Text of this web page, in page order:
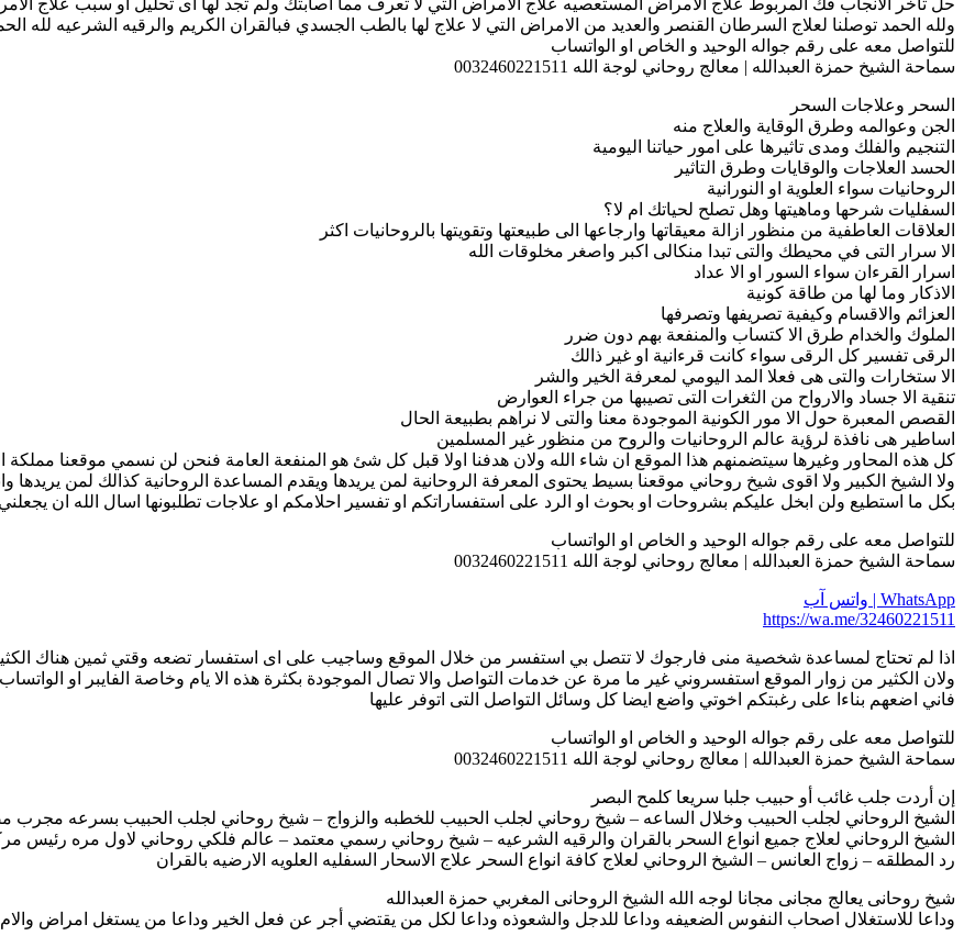
حل تاخر الانجاب فك المربوط علاج الامراض المستعصيه علاج الامراض التي لا تعرف مما اصابتك ولم تجد لها اى تحليل او سبب علاج
ولله الحمد توصلنا لعلاج السرطان القنصر والعديد من الامراض التي لا علاج لها بالطب الجسدي فبالقران الكريم والرقيه الشرعيه لله
للتواصل معه على رقم جواله الوحيد و الخاص او الواتساب
سماحة الشيخ حمزة العبدالله | معالج روحاني لوجة الله 0032460221511
السحر وعلاجات السحر
الجن وعوالمه وطرق الوقاية والعلاج منه
التنجيم والفلك ومدى تاثيرها على امور حياتنا اليومية
الحسد العلاجات والوقايات وطرق التاثير
الروحانيات سواء العلوية او النورانية
السفليات شرحها وماهيتها وهل تصلح لحياتك ام لا؟
العلاقات العاطفية من منظور ازالة معيقاتها وارجاعها الى طبيعتها وتقويتها بالروحانيات اكثر
الا سرار التى في محيطك والتى تبدا منكالى اكبر واصغر مخلوقات الله
اسرار القرءان سواء السور او الا عداد
الاذكار وما لها من طاقة كونية
العزائم والاقسام وكيفية تصريفها وتصرفها
الملوك والخدام طرق الا كتساب والمنفعة بهم دون ضرر
الرقى تفسير كل الرقى سواء كانت قرءانية او غير ذالك
الا ستخارات والتى هى فعلا المد اليومي لمعرفة الخير والشر
تنقية الا جساد والارواح من الثغرات التى تصيبها من جراء العوارض
القصص المعبرة حول الا مور الكونية الموجودة معنا والتى لا نراهم بطبيعة الحال
اساطير هى نافذة لرؤية عالم الروحانيات والروح من منظور غير المسلمين
كل هذه المحاور وغيرها سيتضمنهم هذا الموقع ان شاء الله ولان هدفنا اولا قبل كل شئ هو المنفعة العامة فنحن لن نسمي موقعنا مملكة
ولا الشيخ الكبير ولا اقوى شيخ روحاني موقعنا بسيط يحتوى المعرفة الروحانية لمن يريدها ويقدم المساعدة الروحانية كذالك لمن يريدها
بكل ما استطيع ولن ابخل عليكم بشروحات او بحوث او الرد على استفساراتكم او تفسير احلامكم او علاجات تطلبونها اسال الله ان
للتواصل معه على رقم جواله الوحيد و الخاص او الواتساب
سماحة الشيخ حمزة العبدالله | معالج روحاني لوجة الله 0032460221511
WhatsApp | واتس آب
https://wa.me/32460221511
اذا لم تحتاج لمساعدة شخصية منى فارجوك لا تتصل بي استفسر من خلال الموقع وساجيب على اى استفسار تضعه وقتي ثمين هناك
ولان الكثير من زوار الموقع استفسروني غير ما مرة عن خدمات التواصل والا تصال الموجودة بكثرة هذه الا يام وخاصة الفايبر او الواتساب
فاني اضعهم بناءا على رغبتكم اخوتي واضع ايضا كل وسائل التواصل التى اتوفر عليها
للتواصل معه على رقم جواله الوحيد و الخاص او الواتساب
سماحة الشيخ حمزة العبدالله | معالج روحاني لوجة الله 0032460221511
إن أردت جلب غائب أو حبيب جلبا سريعا كلمح البصر
الشيخ الروحاني لجلب الحبيب وخلال الساعه – شيخ روحاني لجلب الحبيب للخطبه والزواج – شيخ روحاني لجلب الحبيب بسرعه مجرب
الشيخ الروحاني لعلاج جميع انواع السحر بالقران والرقيه الشرعيه – شيخ روحاني رسمي معتمد – عالم فلكي روحاني لاول مره رئيس
رد المطلقه – زواج العانس – الشيخ الروحاني لعلاج كافة انواع السحر علاج الاسحار السفليه العلويه الارضيه بالقران
شيخ روحانى يعالج مجانى مجانا لوجه الله الشيخ الروحانى المغربي حمزة العبدالله
وداعا للاستغلال اصحاب النفوس الضعيفه وداعا للدجل والشعوذه وداعا لكل من يقتضي أجر عن فعل الخير وداعا من يستغل امراض